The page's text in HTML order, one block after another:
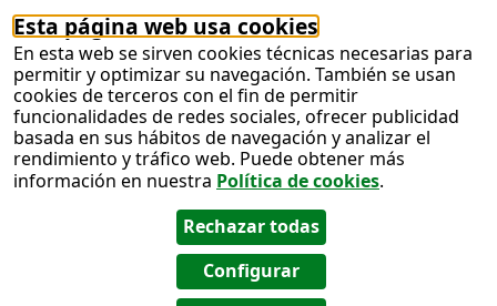
Esta página web usa cookies
En esta web se sirven cookies técnicas necesarias para
permitir y optimizar su navegación. También se usan
cookies de terceros con el fin de permitir
funcionalidades de redes sociales, ofrecer publicidad
basada en sus hábitos de navegación y analizar el
rendimiento y tráfico web. Puede obtener más
información en nuestra Política de cookies.